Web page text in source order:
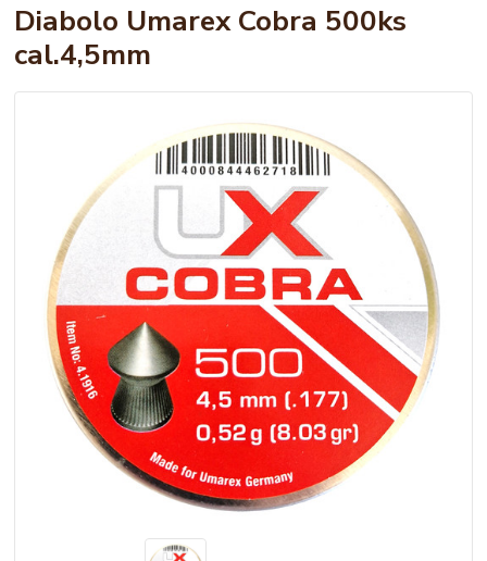
Diabolo Umarex Cobra 500ks
cal.4,5mm